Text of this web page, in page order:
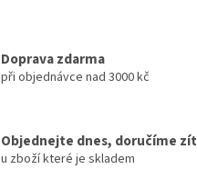
Doprava zdarma
při objednávce nad 3000 kč
Objednejte dnes, doručíme
u zboží které je skladem